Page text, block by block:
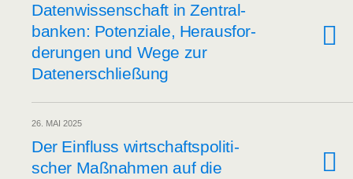
Daten­wis­sen­schaft in Zen­tral­
ban­ken: Poten­zia­le, Her­aus­for­
de­run­gen und Wege zur
Datenerschließung
26. MAI 2025
Der Ein­fluss wirt­schafts­po­li­ti­
scher Maß­nah­men auf die